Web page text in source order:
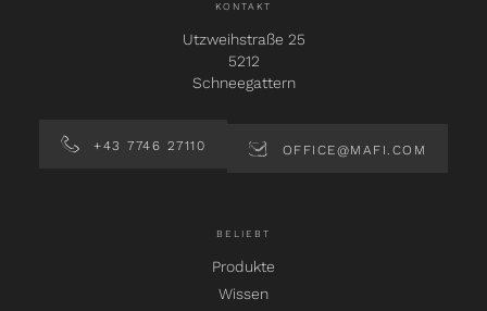
KONTAKT
Utzweihstraße 25
5212
Schneegattern
+43 7746 27110 OFFICE@MAFI.COM
BELIEBT
Produkte
Wissen